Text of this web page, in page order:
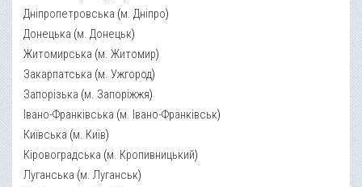
Дніпропетровська (м. Дніпро)
Донецька (м. Донецьк)
Житомирська (м. Житомир)
Закарпатська (м. Ужгород)
Запорізька (м. Запоріжжя)
Івано-Франківська (м. Івано-Франківськ)
Київська (м. Київ)
Кіровоградська (м. Кропивницький)
Луганська (м. Луганськ)